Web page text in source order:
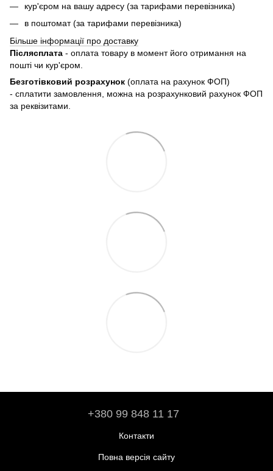
кур'єром на вашу адресу (за тарифами перевізника)
в поштомат (за тарифами перевізника)
Більше інформації про доставку
Післясплата - оплата товару в момент його отримання на
пошті чи кур'єром.
Безготівковий розрахунок (оплата на рахунок ФОП)
- сплатити замовлення, можна на розрахунковий рахунок ФОП
за реквізитами.
+380 99 848 11 17
Контакти
Повна версія сайту